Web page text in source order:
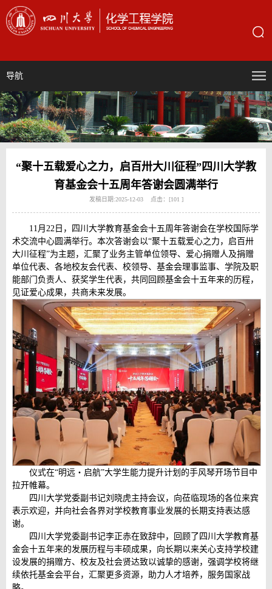
导航
“聚十五载爱心之力，启百卅大川征程”四川大学教
育基金会十五周年答谢会圆满举行
发稿日期:2025-12-03 点击：[101 ]
11月22日，四川大学教育基金会十五周年答谢会在学校国际学
术交流中心圆满举行。本次答谢会以“聚十五载爱心之力，启百卅
大川征程”为主题，汇聚了业务主管单位领导、爱心捐赠人及捐赠
单位代表、各地校友会代表、校领导、基金会理事监事、学院及职
能部门负责人、获奖学生代表，共同回顾基金会十五年来的历程，
见证爱心成果，共商未来发展。
仪式在“明远・启航”大学生能力提升计划的手风琴开场节目中
拉开帷幕。
四川大学党委副书记刘晓虎主持会议，向莅临现场的各位来宾
表示欢迎，并向社会各界对学校教育事业发展的长期支持表达感
谢。
四川大学党委副书记李正赤在致辞中，回顾了四川大学教育基
金会十五年来的发展历程与丰硕成果，向长期以来关心支持学校建
设发展的捐赠方、校友及社会贤达致以诚挚的感谢，强调学校将继
续依托基金会平台，汇聚更多资源，助力人才培养，服务国家战